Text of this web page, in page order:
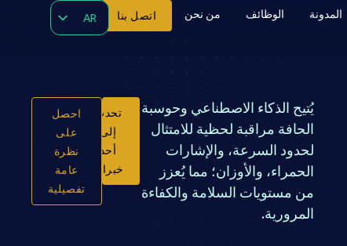
المدونة الوظائف من نحن اتصل بنا AR
ZH
يُتيح الذكاء الاصطناعي وحوسبة
الحافة مراقبة لحظية للامتثال
لحدود السرعة، والإشارات
الحمراء، والأوزان؛ مما يُعزز
من مستويات السلامة والكفاءة
المرورية.
تحدث
إلى
أحد
خبرائنا
احصل
على
نظرة
عامة
تفصيلية